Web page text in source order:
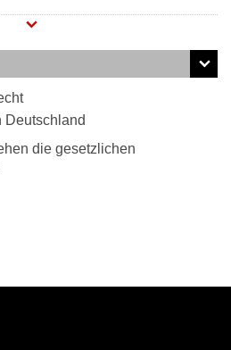
Deutschland
die gesetzlichen